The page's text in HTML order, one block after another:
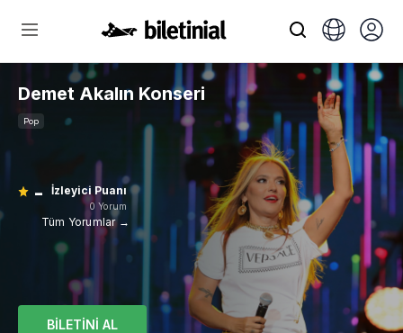
Demet Akalın Konseri
Pop
- İzleyici Puanı
0 Yorum
Tüm Yorumlar →
BİLETİNİ AL